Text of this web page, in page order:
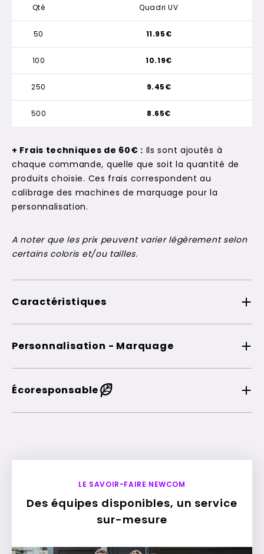
Qté Quadri UV
50
100
250
500
11.95€
10.19€
9.45€
8.65€
+ Frais techniques de 60€ : Ils sont ajoutés à
chaque commande, quelle que soit la quantité de
produits choisie. Ces frais correspondent au
calibrage des machines de marquage pour la
personnalisation.
A noter que les prix peuvent varier légèrement selon
certains coloris et/ou tailles.
Caractéristiques
Personnalisation - Marquage
Écoresponsable
LE SAVOIR-FAIRE NEWCOM
Des équipes disponibles, un service
sur-mesure